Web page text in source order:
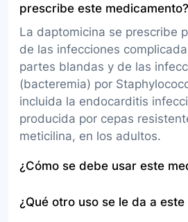
prescribe este medicamento?
La daptomicina se prescribe
de las infecciones
partes blandas y de las
(bacteremia) por
incluida la endocarditis
producida por cepas
meticilina, en los adultos.
¿Cómo se debe usar este
un profesional en enfermería,
¿Qué otro uso se le da a